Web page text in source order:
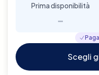
Prima disponibilità
-
Scegli